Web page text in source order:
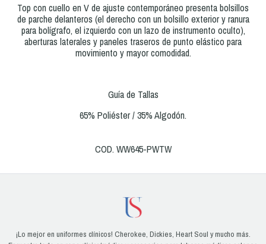
Top con cuello en V de ajuste contemporáneo presenta bolsillos
de parche delanteros (el derecho con un bolsillo exterior y ranura
para bolígrafo, el izquierdo con un lazo de instrumento oculto),
aberturas laterales y paneles traseros de punto elástico para
movimiento y mayor comodidad.
Guía de Tallas
65% Poliéster / 35% Algodón.
COD. WW645-PWTW
¡Lo mejor en uniformes clínicos! Cherokee, Dickies, Heart Soul y mucho más.